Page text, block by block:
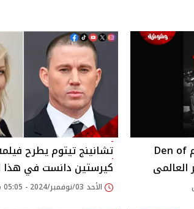
تعرف على حجم ايرادات فيلم Den of
تشانينج تيتوم يطرح
كيرستين دانست في هذا
الأحد 03/نوفمبر/2024 - 05:05 م